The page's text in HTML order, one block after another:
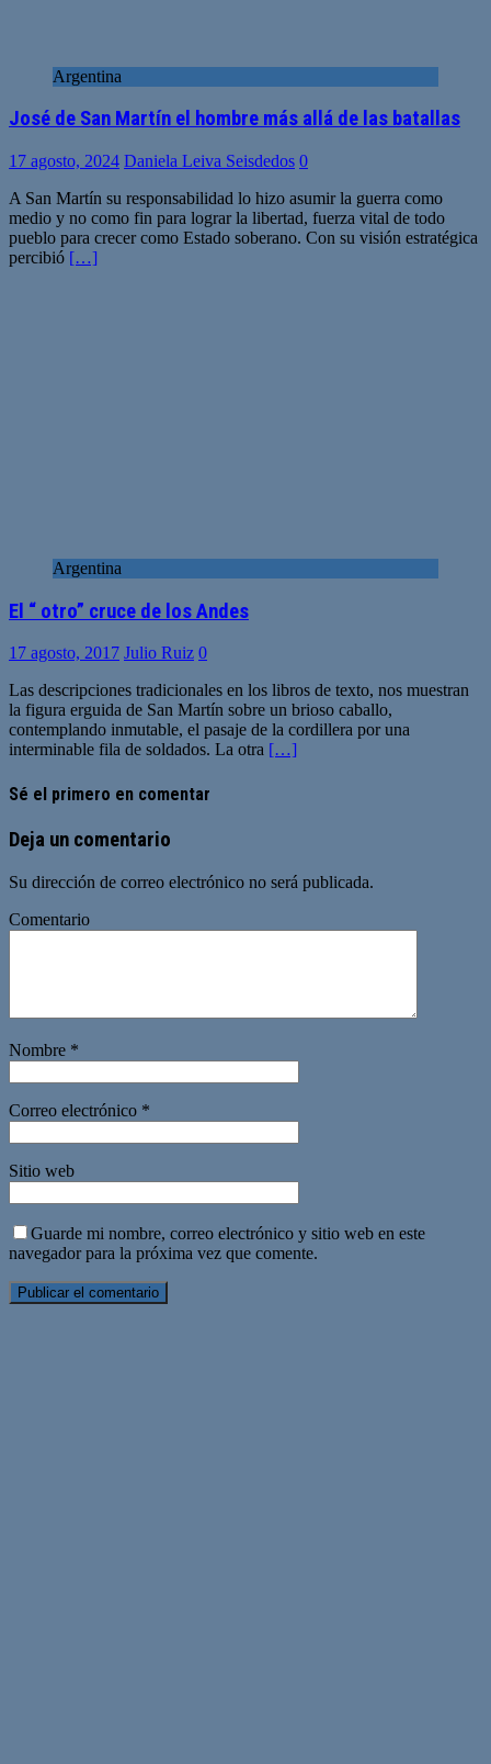
Argentina
José de San Martín el hombre más allá de las batallas
17 agosto, 2024 Daniela Leiva Seisdedos 0
A San Martín su responsabilidad lo hizo asumir la guerra como
medio y no como fin para lograr la libertad, fuerza vital de todo
pueblo para crecer como Estado soberano. Con su visión estratégica
percibió […]
Argentina
El “ otro” cruce de los Andes
17 agosto, 2017 Julio Ruiz 0
Las descripciones tradicionales en los libros de texto, nos muestran
la figura erguida de San Martín sobre un brioso caballo,
contemplando inmutable, el pasaje de la cordillera por una
interminable fila de soldados. La otra […]
Sé el primero en comentar
Deja un comentario
Su dirección de correo electrónico no será publicada.
Comentario
Nombre *
Correo electrónico *
Sitio web
Guarde mi nombre, correo electrónico y sitio web en este
navegador para la próxima vez que comente.